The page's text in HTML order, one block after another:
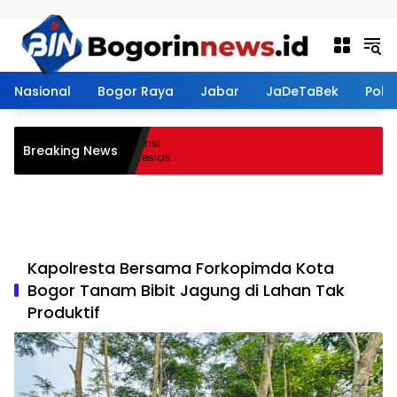
Nasional Bogor Raya Jabar JaDeTaBek
Breaking News
Perkuat Kompetensi
Lalubi Untuk Apresiasi
Kapolresta Bersama Forkopimda Kota
Bogor Tanam Bibit Jagung di Lahan Tak
Produktif